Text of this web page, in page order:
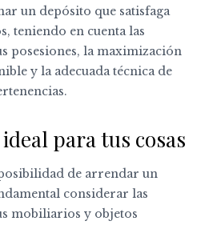
un depósito que satisfaga
teniendo en cuenta las
posesiones, la maximización
y la adecuada técnica de
para tus cosas
de arrendar un
considerar las
mobiliarios y objetos